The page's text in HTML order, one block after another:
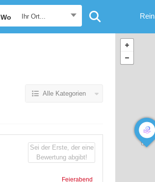
Wo Ihr Ort...
Alle Kategorien
Feierabend
Sei der Erste, der eine
Bewertung abgibt!